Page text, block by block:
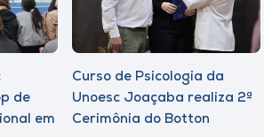
de
em
Curso de Psicologia da
Unoesc Joaçaba realiza 2ª
Cerimônia do Botton